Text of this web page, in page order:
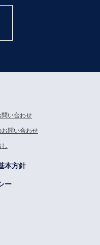
い合わせ
問い合わせ
本方針
ー